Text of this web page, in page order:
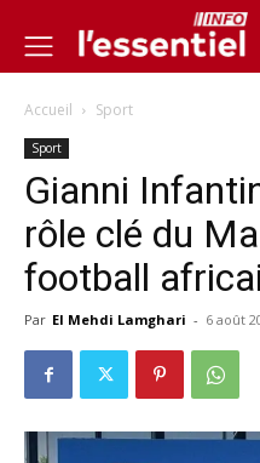
Accueil Sport
Sport
Gianni
rôle clé du
football
Par El Mehdi Lamghari - 6 août